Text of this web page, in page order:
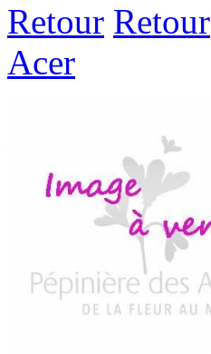
Retour Retour
Acer